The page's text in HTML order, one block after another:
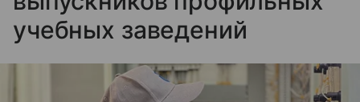
учебных заведений